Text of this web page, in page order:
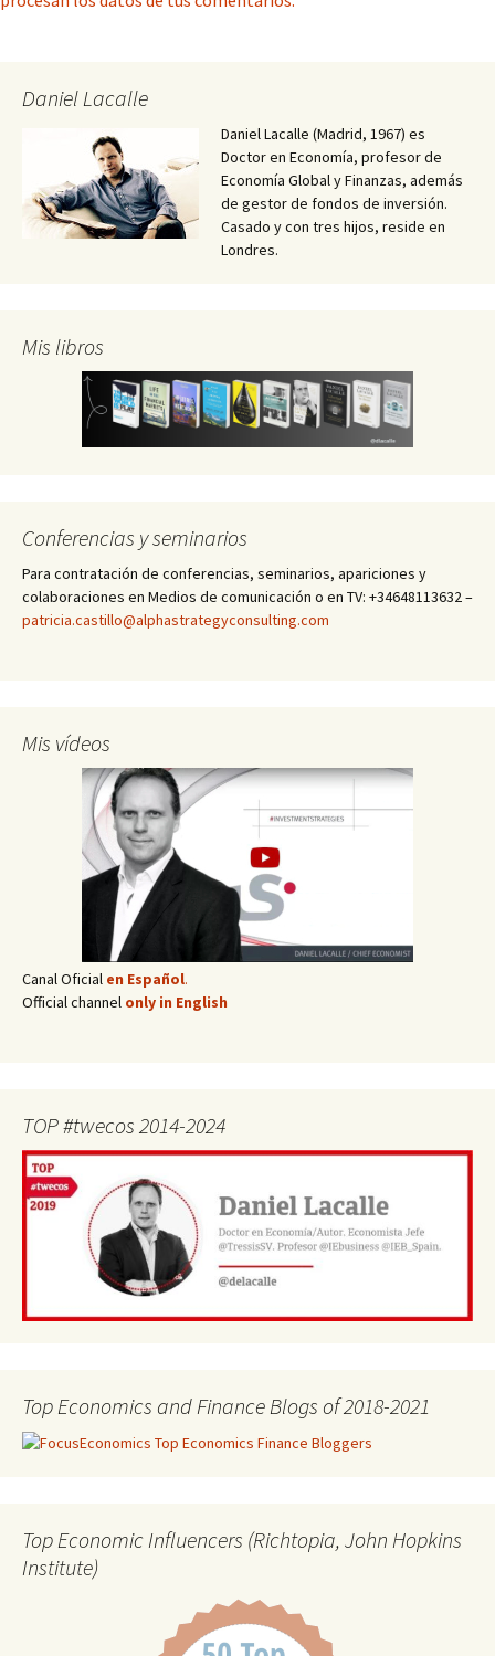
Daniel Lacalle
Daniel Lacalle (Madrid, 1967) es
Doctor en Economía, profesor de
Economía Global y Finanzas, además
de gestor de fondos de inversión.
Casado y con tres hijos, reside en
Londres.
Mis libros
Conferencias y seminarios
Para contratación de conferencias, seminarios, apariciones y
colaboraciones en Medios de comunicación o en TV: +34648113632 –
patricia.castillo@alphastrategyconsulting.com
Mis vídeos
Canal Oficial en Español.
Official channel only in English
TOP #twecos 2014-2024
Top Economics and Finance Blogs of 2018-2021
Top Economic Influencers (Richtopia, John Hopkins
Institute)